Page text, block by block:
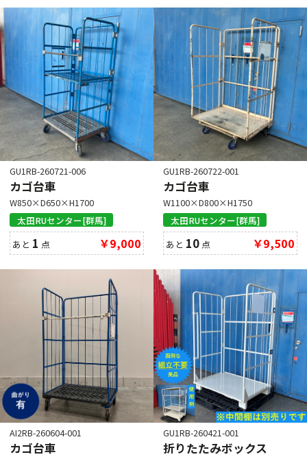
GU1RB-260721-006
カゴ台車
W850×D650×H1700
太田RUセンター[群馬]
あと 1 点 ￥9,000
GU1RB-260722-001
カゴ台車
W1100×D800×H1750
太田RUセンター[群馬]
あと 10 点 ￥9,500
AI2RB-260604-001
カゴ台車
GU1RB-260421-001
折りたたみボックス
在庫場所
群馬
埼玉 愛知 大阪
クリア